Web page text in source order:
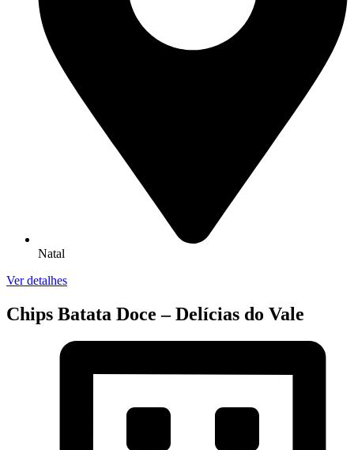
Natal
Ver detalhes
Chips Batata Doce – Delícias do Vale